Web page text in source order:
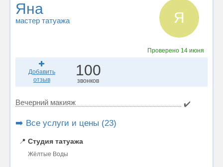
Яна
мастер татуажа Я
Проверено 14 июня
Добавить
отзыв
100
звонков
Вечерний макияж ✔️
➡️ Все услуги и цены (23)
📍 Студия татуажа
Жёлтые Воды